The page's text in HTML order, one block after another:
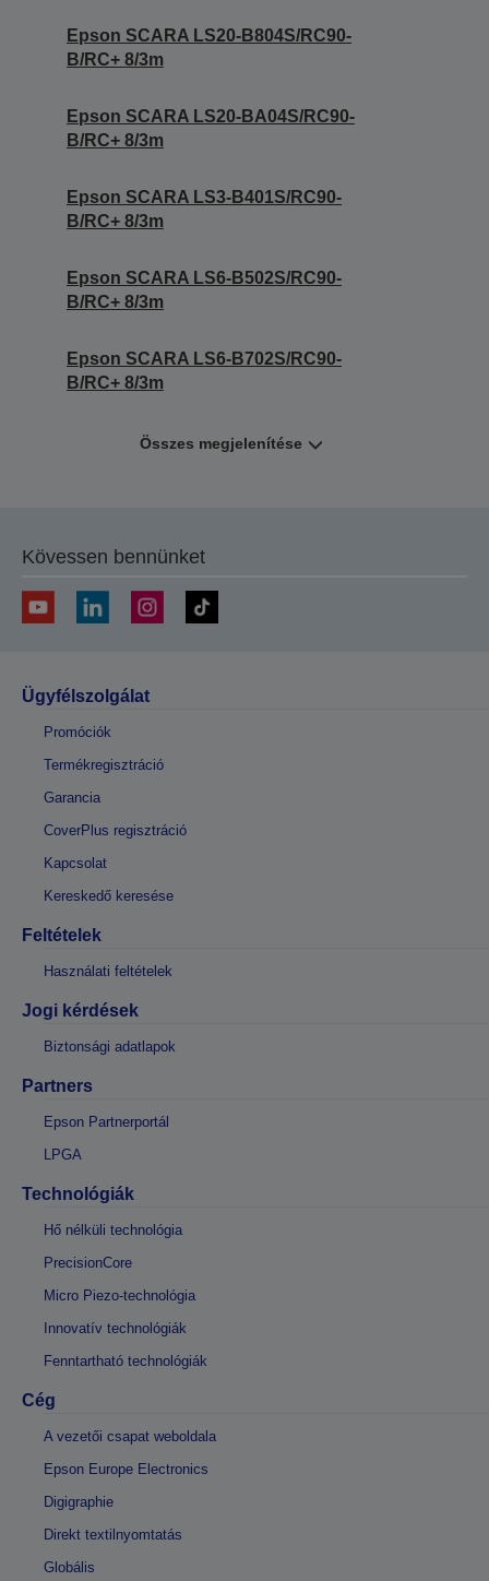
Epson SCARA LS20-B804S/RC90-
B/RC+ 8/3m
Epson SCARA LS20-BA04S/RC90-
B/RC+ 8/3m
Epson SCARA LS3-B401S/RC90-
B/RC+ 8/3m
Epson SCARA LS6-B502S/RC90-
B/RC+ 8/3m
Epson SCARA LS6-B702S/RC90-
B/RC+ 8/3m
Összes megjelenítése
Kövessen bennünket
Ügyfélszolgálat
Promóciók
Termékregisztráció
Garancia
CoverPlus regisztráció
Kapcsolat
Kereskedő keresése
Feltételek
Használati feltételek
Jogi kérdések
Biztonsági adatlapok
Partners
Epson Partnerportál
LPGA
Technológiák
Hő nélküli technológia
PrecisionCore
Micro Piezo-technológia
Innovatív technológiák
Fenntartható technológiák
Cég
A vezetői csapat weboldala
Epson Europe Electronics
Digigraphie
Direkt textilnyomtatás
Globális